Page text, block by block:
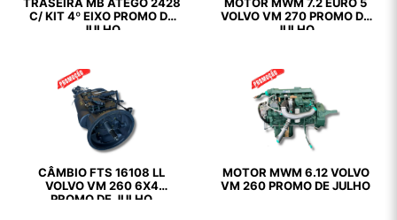
TRASEIRA MB ATEGO 2428
C/ KIT 4º EIXO PROMO DE
JULHO
MOTOR MWM 7.2 EURO 5
VOLVO VM 270 PROMO DE
JULHO
CÂMBIO FTS 16108 LL
VOLVO VM 260 6X4
PROMO DE JULHO
MOTOR MWM 6.12 VOLVO
VM 260 PROMO DE JULHO